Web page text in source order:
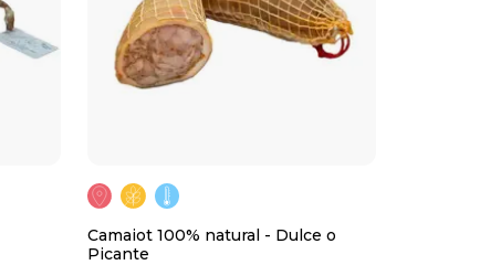
Camaiot 100% natural - Dulce o
Picante